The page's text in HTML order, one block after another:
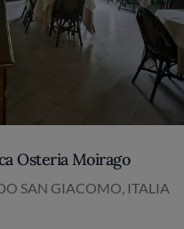
Osteria Moirago
SAN GIACOMO, ITALIA